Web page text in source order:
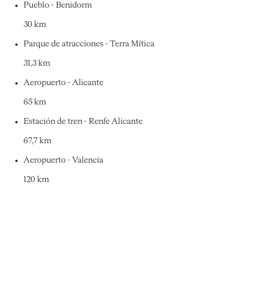
Pueblo - Benidorm
30 km
Parque de atracciones - Terra Mítica
31,3 km
Aeropuerto - Alicante
65 km
Estación de tren - Renfe Alicante
67,7 km
Aeropuerto - Valencia
120 km